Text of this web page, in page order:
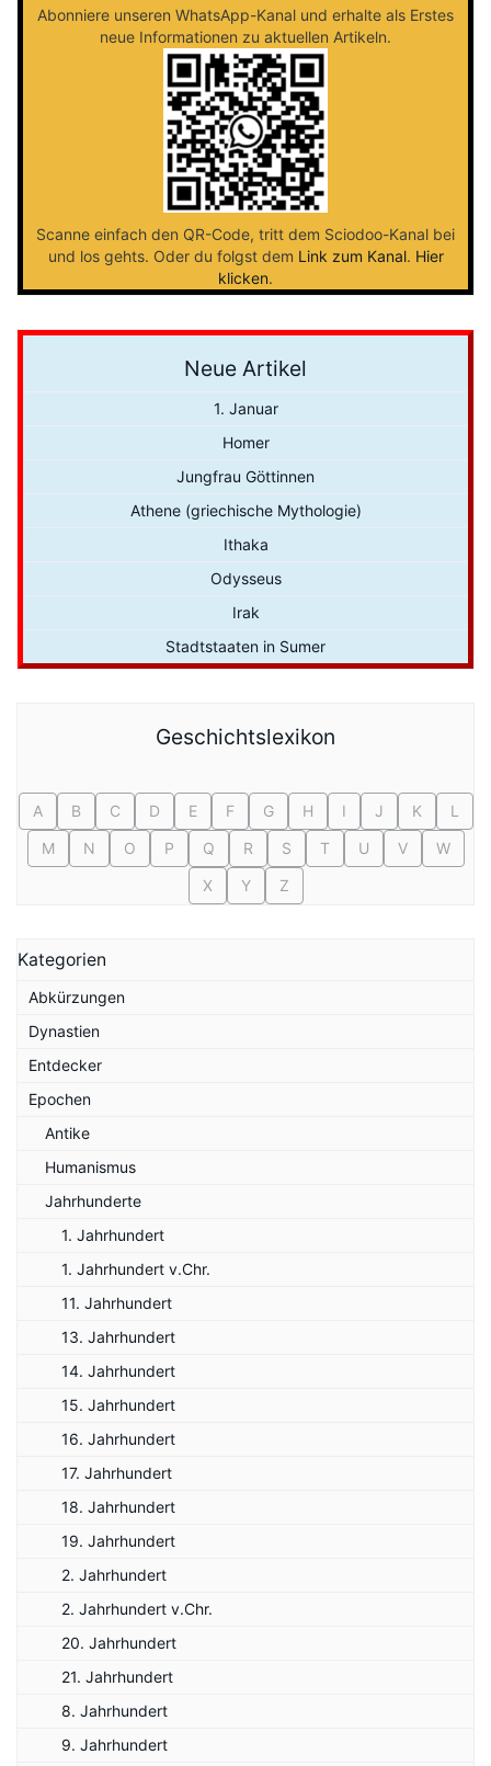
Abonniere unseren WhatsApp-Kanal und erhalte als Erstes
neue Informationen zu aktuellen Artikeln.
Scanne einfach den QR-Code, tritt dem Sciodoo-Kanal bei
und los gehts. Oder du folgst dem Link zum Kanal. Hier
klicken.
Neue Artikel
1. Januar
Homer
Jungfrau Göttinnen
Athene (griechische Mythologie)
Ithaka
Odysseus
Irak
Stadtstaaten in Sumer
Geschichtslexikon
A B C D E F G H I J K
L
M
N O P Q R S T U V
W
X
Y Z
Kategorien
Abkürzungen
Dynastien
Entdecker
Epochen
Antike
Humanismus
Jahrhunderte
1. Jahrhundert
1. Jahrhundert v.Chr.
11. Jahrhundert
13. Jahrhundert
14. Jahrhundert
15. Jahrhundert
16. Jahrhundert
17. Jahrhundert
18. Jahrhundert
19. Jahrhundert
2. Jahrhundert
2. Jahrhundert v.Chr.
20. Jahrhundert
21. Jahrhundert
8. Jahrhundert
9. Jahrhundert